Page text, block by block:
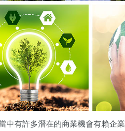
中有許多潛在的商業機會有賴企